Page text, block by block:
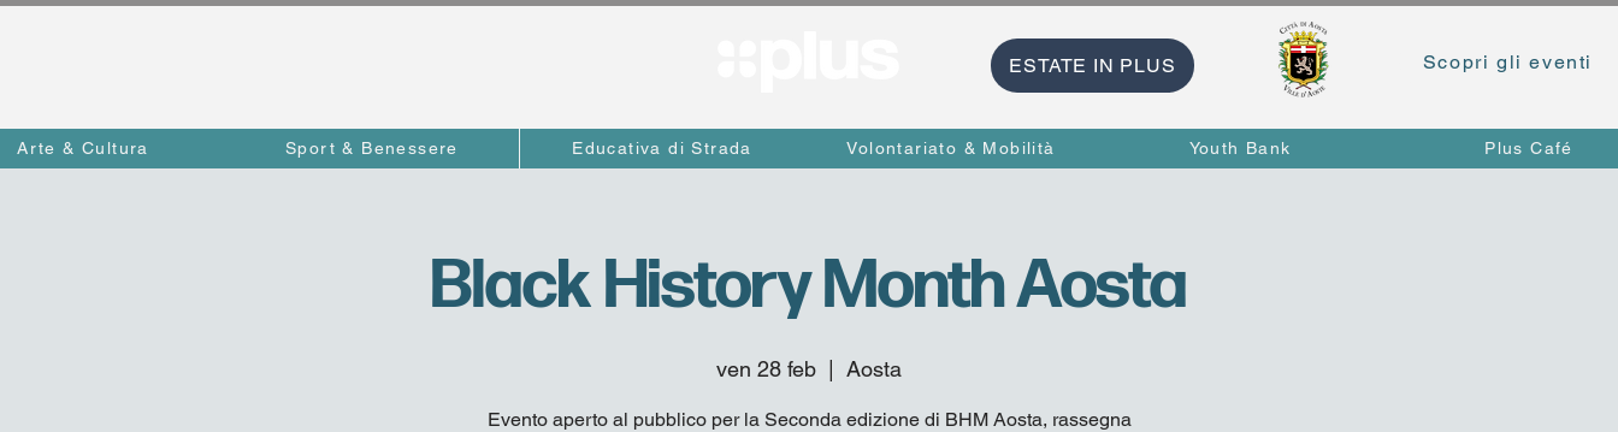
ESTATE IN PLUS Scopri gli eventi
Arte & Cultura Sport & Benessere Educativa di Strada Volontariato & Mobilità Youth Bank Plus Café
Black History Month Aosta
ven 28 feb Aosta
Evento aperto al pubblico per la Seconda edizione di BHM Aosta, rassegna